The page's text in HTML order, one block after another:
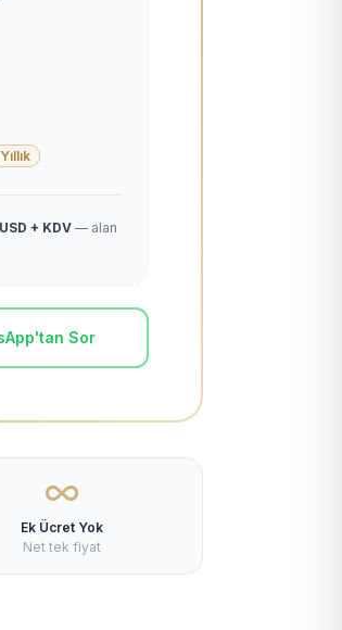
Yıllık
+ KDV— alan
Sor
Ek Ücret Yok
Net tek fiyat